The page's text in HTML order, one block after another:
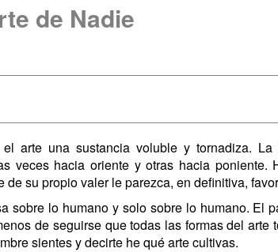
de Nadie
arte una sustancia voluble y tornadiza.
veces hacia oriente y otras hacia
de su propio valer le parezca, en definitiva,
sobre lo humano y solo sobre lo humano.
de seguirse que todas las formas del
sientes y decirte he qué arte cultivas.